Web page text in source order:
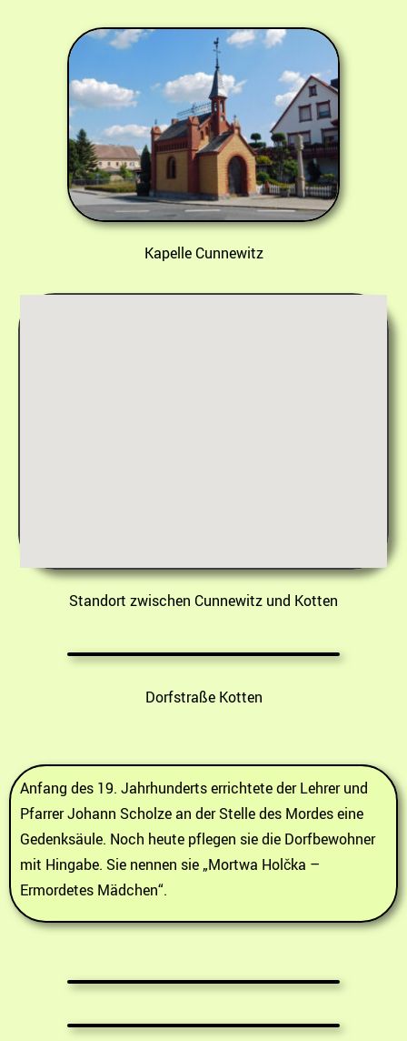
Kapelle Cunnewitz
Standort zwischen Cunnewitz und Kotten
Dorfstraße Kotten
Anfang des 19. Jahrhunderts errichtete der Lehrer und
Pfarrer Johann Scholze an der Stelle des Mordes eine
Gedenksäule. Noch heute pflegen sie die Dorfbewohner
mit Hingabe. Sie nennen sie „Mortwa Holčka –
Ermordetes Mädchen“.